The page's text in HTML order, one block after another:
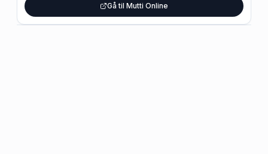
Gå til Mutti Online